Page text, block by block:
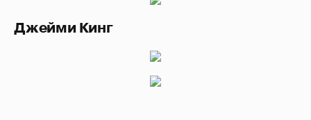
Джейми Кинг